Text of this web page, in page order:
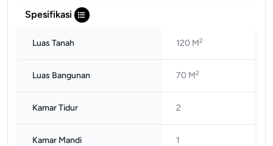
Spesifikasi
Luas Tanah 120 M2
Luas Bangunan 70 M2
Kamar Tidur 2
Kamar Mandi 1